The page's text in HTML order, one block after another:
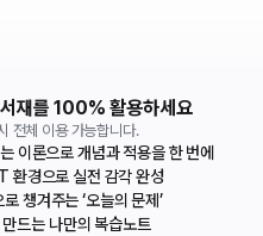
재를 100% 활용하세요
전체 이용 가능합니다.
이론으로 개념과 적용을 한 번에
환경으로 실전 감각 완성
챙겨주는 ‘오늘의 문제’
만드는 나만의 복습노트